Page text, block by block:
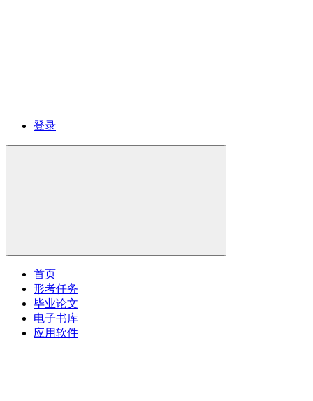
登录
首页
形考任务
毕业论文
电子书库
应用软件